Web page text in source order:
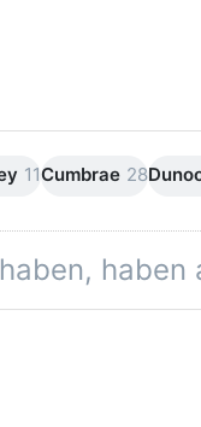
11Cumbrae 28
haben